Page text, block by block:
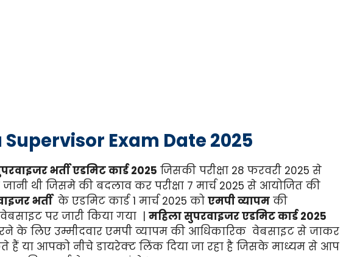
Exam Date 2025
भर्ती एडमिट कार्ड 2025 जिसकी परीक्षा 28 फरवरी 2025 से
थी जिसमे की बदलाव कर परीक्षा 7 मार्च 2025 से आयोजित की
भर्ती के एडमिट कार्ड 1 मार्च 2025 को एमपी व्यापम की
पर जारी किया गया | महिला सुपरवाइजर एडमिट कार्ड 2025
के लिए उम्मीदवार एमपी व्यापम की आधिकारिक वेबसाइट से जाकर
या आपको नीचे डायरेक्ट लिंक दिया जा रहा है जिसके माध्यम से आप